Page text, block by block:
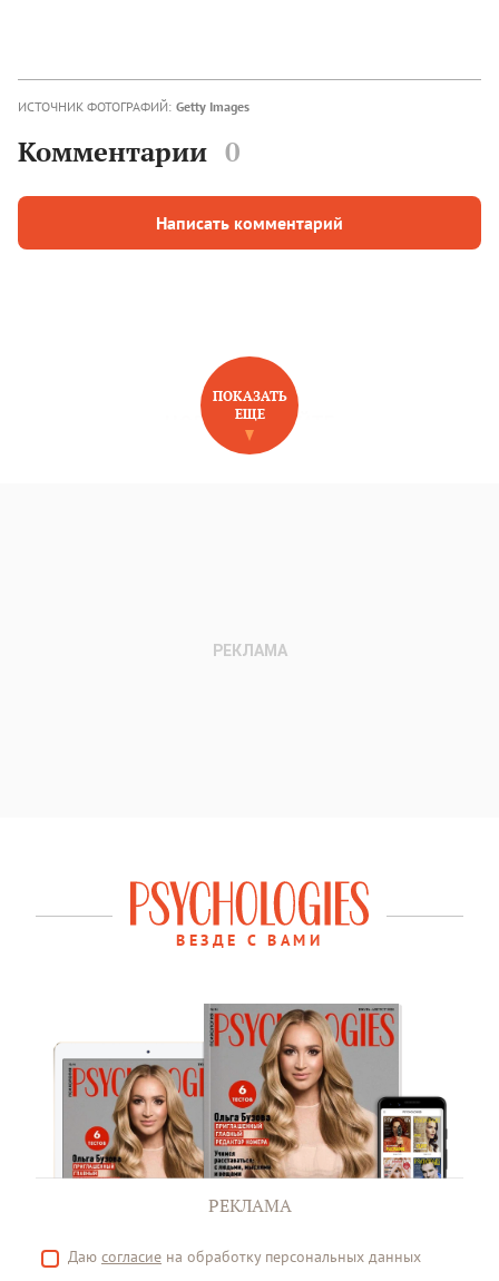
ИСТОЧНИК ФОТОГРАФИЙ: Getty Images
Комментарии 0
Написать комментарий
НОВОЕ НА САЙТЕ
ПОКАЗАТЬ
ЕЩЕ
ВЕЗДЕ С ВАМИ
РЕКЛАМА
Даю согласие на обработку персональных данных